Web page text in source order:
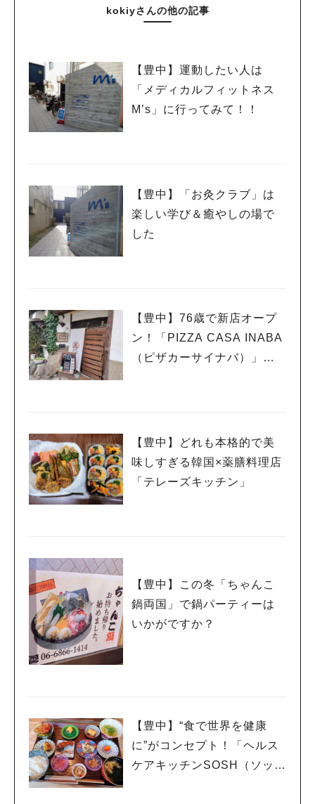
kokiyさんの他の記事
【豊中】運動したい人は
「メディカルフィットネス
M’s」に行ってみて！！
【豊中】「お灸クラブ」は
楽しい学び＆癒やしの場で
した
【豊中】76歳で新店オープ
ン！「PIZZA CASA INABA
（ピザカーサイナバ）」で
【豊中】どれも本格的で美
味しすぎる韓国×薬膳料理店
「テレーズキッチン」
【豊中】この冬「ちゃんこ
鍋両国」で鍋パーティーは
いかがですか？
【豊中】“食で世界を健康
に”がコンセプト！「ヘルス
ケアキッチンSOSH（ソッシ
人気のキーワード
#今週どこいく？ #自然とふれあう#ランチ#カフェ#まとめ
#教えたい／教えて投稿記事
#大阪学院大 商品開発プロジェクト
#あなたはどっち？